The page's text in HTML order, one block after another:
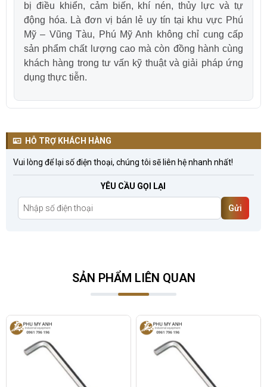
bị điều khiển, cảm biến, khí nén, thủy lực và tự
động hóa. Là đơn vị bán lẻ uy tín tại khu vực Phú
Mỹ – Vũng Tàu, Phú Mỹ Anh không chỉ cung cấp
sản phẩm chất lượng cao mà còn đồng hành cùng
khách hàng trong tư vấn kỹ thuật và giải pháp ứng
dụng thực tiễn.
HỖ TRỢ KHÁCH HÀNG
Vui lòng để lại số điện thoại, chúng tôi sẽ liên hệ nhanh nhất!
YÊU CẦU GỌI LẠI
Gửi
SẢN PHẨM LIÊN QUAN